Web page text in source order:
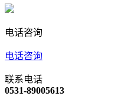
电话咨询
电话咨询
联系电话
0531-89005613